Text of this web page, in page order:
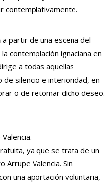
contemplativamente.
a partir de una escena del
contemplación ignaciana en
a todas aquellas
de silencio e interioridad, en
o de retomar dicho deseo.
ya que se trata de un
Arrupe Valencia. Sin
una aportación voluntaria,